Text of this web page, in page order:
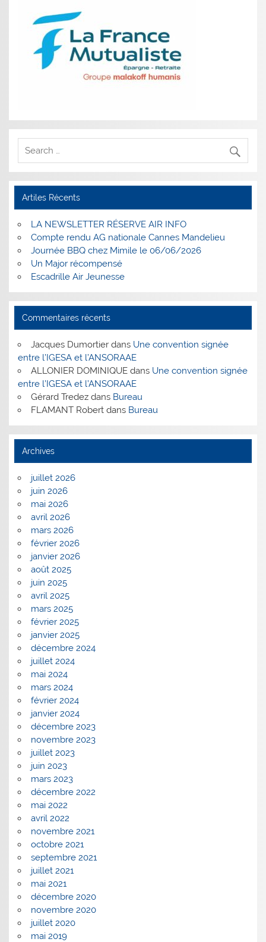
Artiles Récents
LA NEWSLETTER RÉSERVE AIR INFO
Compte rendu AG nationale Cannes Mandelieu
Journée BBQ chez Mimile le 06/06/2026
Un Major récompensé
Escadrille Air Jeunesse
Commentaires récents
Jacques Dumortierdans Une convention signée
entre l’IGESA et l’ANSORAAE
ALLONIER DOMINIQUEdans Une convention signée
entre l’IGESA et l’ANSORAAE
Gérard Tredezdans Bureau
FLAMANT Robertdans Bureau
Archives
juillet 2026
juin 2026
mai 2026
avril 2026
mars 2026
février 2026
janvier 2026
août 2025
juin 2025
avril 2025
mars 2025
février 2025
janvier 2025
décembre 2024
juillet 2024
mai 2024
mars 2024
février 2024
janvier 2024
décembre 2023
novembre 2023
juillet 2023
juin 2023
mars 2023
décembre 2022
mai 2022
avril 2022
novembre 2021
octobre 2021
septembre 2021
juillet 2021
mai 2021
décembre 2020
novembre 2020
juillet 2020
mai 2019